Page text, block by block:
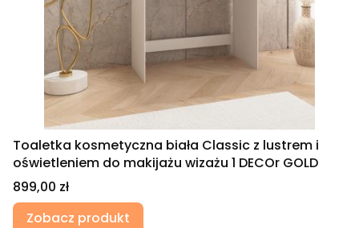
Toaletka kosmetyczna biała Classic z lustrem i
oświetleniem do makijażu wizażu 1 DECOr GOLD
Cena
899,00 zł
Zobacz produkt